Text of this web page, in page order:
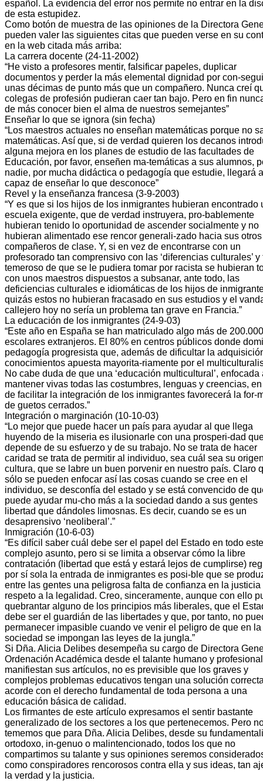
español. La evidencia del error nos permite no entrar en la
de esta estupidez.
Como botón de muestra de las opiniones de la Directora
pueden valer las siguientes citas que pueden verse en su
en la web citada más arriba:
La carrera docente (24-11-2002)
“He visto a profesores mentir, falsificar papeles, duplicar
documentos y perder la más elemental dignidad por con-
unas décimas de punto más que un compañero. Nunca creí
colegas de profesión pudieran caer tan bajo. Pero en fin
de más conocer bien el alma de nuestros semejantes”
Enseñar lo que se ignora (sin fecha)
“Los maestros actuales no enseñan matemáticas porque no
matemáticas. Así que, si de verdad quieren los decanos
alguna mejora en los planes de estudio de las facultades de
Educación, por favor, enseñen ma-temáticas a sus alumnos,
nadie, por mucha didáctica o pedagogía que estudie, llegará
capaz de enseñar lo que desconoce”
Revel y la enseñanza francesa (3-9-2003)
“Y es que si los hijos de los inmigrantes hubieran encontrado
escuela exigente, que de verdad instruyera, pro-bablemente
hubieran tenido lo oportunidad de ascender socialmente y no
hubieran alimentado ese rencor generali-zado hacia sus otros
compañeros de clase. Y, si en vez de encontrarse con un
profesorado tan comprensivo con las ‘diferencias culturales’ y
temeroso de que se le pudiera tomar por racista se hubieran
con unos maestros dispuestos a subsanar, ante todo, las
deficiencias culturales e idiomáticas de los hijos de
quizás estos no hubieran fracasado en sus estudios y el
callejero hoy no sería un problema tan grave en Francia.”
La educación de los inmigrantes (24-9-03)
“Este año en España se han matriculado algo más de 200.000
escolares extranjeros. El 80% en centros públicos donde
pedagogía progresista que, además de dificultar la
conocimientos apuesta mayorita-riamente por el
No cabe duda de que una ‘educación multicultural’, enfocada
mantener vivas todas las costumbres, lenguas y creencias,
de facilitar la integración de los inmigrantes favorecerá la for-
de guetos cerrados.”
Integración o marginación (10-10-03)
“Lo mejor que puede hacer un país para ayudar al que llega
huyendo de la miseria es ilusionarle con una prosperi-dad
depende de su esfuerzo y de su trabajo. No se trata de hacer
caridad se trata de permitir al individuo, sea cuál sea su
cultura, que se labre un buen porvenir en nuestro país. Claro
sólo se pueden enfocar así las cosas cuando se cree en el
individuo, se desconfía del estado y se está convencido de
puede ayudar mu-cho más a la sociedad dando a sus gentes
libertad que dándoles limosnas. Es decir, cuando se es un
desaprensivo ‘neoliberal’.”
Inmigración (10-6-03)
“Es difícil saber cuál debe ser el papel del Estado en todo este
complejo asunto, pero si se limita a observar cómo la libre
contratación (libertad que está y estará lejos de cumplirse)
por sí sola la entrada de inmigrantes es posi-ble que se
entre las gentes una peligrosa falta de confianza en la justicia
respeto a la legalidad. Creo, sinceramente, aunque con ello
quebrantar alguno de los principios más liberales, que el
debe ser el guardián de las libertades y que, por tanto, no
permanecer impasible cuando ve venir el peligro de que en la
sociedad se impongan las leyes de la jungla.”
Si Dña. Alicia Delibes desempeña su cargo de Directora
Ordenación Académica desde el talante humano y
manifiestan sus artículos, no es previsible que los graves y
complejos problemas educativos tengan una solución
acorde con el derecho fundamental de toda persona a una
educación básica de calidad.
Los firmantes de este artículo expresamos el sentir bastante
generalizado de los sectores a los que pertenecemos. Pero
tememos que para Dña. Alicia Delibes, desde su
ortodoxo, in-genuo o malintencionado, todos los que no
compartimos su talante y sus opiniones seremos
como conspiradores rencorosos contra ella y sus ideas, tan
la verdad y la justicia.